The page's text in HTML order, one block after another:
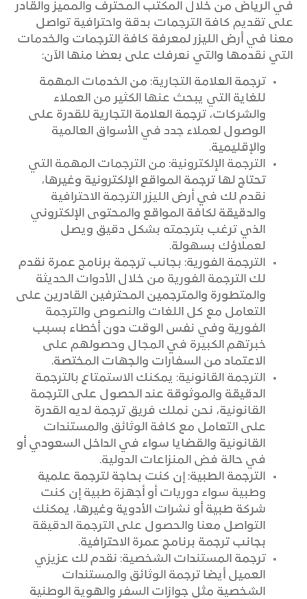
في الرياض من خلال المكتب المحترف والمميز والقادر
على تقديم كافة الترجمات بدقة واحترافية تواصل
معنا في أرض الليزر لمعرفة كافة الترجمات والخدمات
التي نقدمها والتي نعرفك على بعضا منها الآن:
ترجمة العلامة التجارية: من الخدمات المهمة
للغاية التي يبحث عنها الكثير من العملاء
والشركات، ترجمة العلامة التجارية للقدرة على
الوصول لعملاء جدد في الأسواق العالمية
والإقليمية.
الترجمة الإلكترونية: من الترجمات المهمة التي
تحتاج لها ترجمة المواقع الإلكترونية وغيرها،
نقدم لك في أرض الليزر الترجمة الاحترافية
والدقيقة لكافة المواقع والمحتوى الإلكتروني
الذي ترغب بترجمته بشكل دقيق ويصل
لعملاؤك بسهولة.
الترجمة الفورية: بجانب ترجمة برنامج عمرة نقدم
لك الترجمة الفورية من خلال الأدوات الحديثة
والمتطورة والمترجمين المحترفين القادرين على
التعامل مع كل اللغات والنصوص والترجمة
الفورية وفي نفس الوقت دون أخطاء بسبب
خبرتهم الكبيرة في المجال وحصولهم على
الاعتماد من السفارات والجهات المختصة.
الترجمة القانونية: يمكنك الاستمتاع بالترجمة
الدقيقة والموثوقة عند الحصول على الترجمة
القانونية، نحن نملك فريق ترجمة لديه القدرة
على التعامل مع كافة الوثائق والمستندات
القانونية والقضايا سواء في الداخل السعودي أو
في حالة فض المنزاعات الدولية.
الترجمة الطبية: إن كنت بحاجة لترجمة علمية
وطبية سواء دوريات أو أجهزة طبية إن كنت
شركة طبية أو نشرات الأدوية وغيرها، يمكنك
التواصل معنا والحصول على الترجمة الدقيقة
بجانب ترجمة برنامج عمرة الاحترافية.
ترجمة المستندات الشخصية: نقدم لك عزيزي
العميل أيضا ترجمة الوثائق والمستندات
الشخصية مثل جوازات السفر والهوية الوطنية